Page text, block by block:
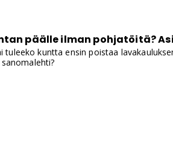
päälle ilman pohjatöitä?
kuntta ensin poistaa